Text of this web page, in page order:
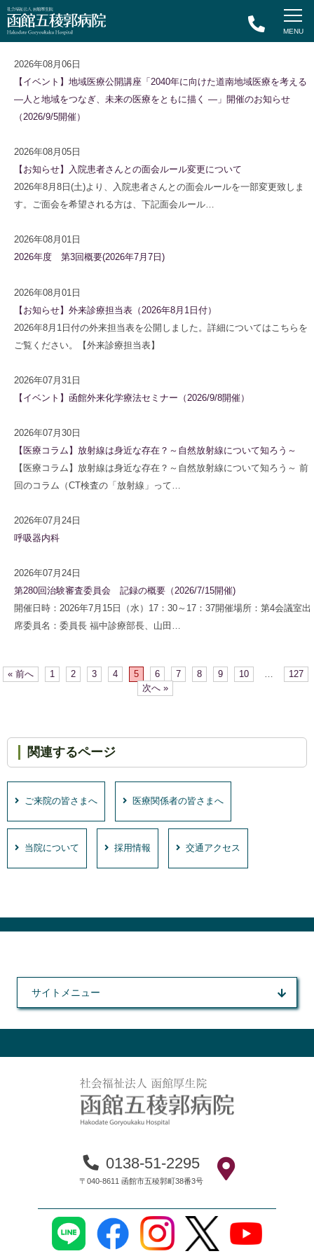
2026年08月06日
【イベント】地域医療公開講座「2040年に向けた道南地域医療を考える
―人と地域をつなぎ、未来の医療をともに描く ―」開催のお知らせ
（2026/9/5開催）
2026年08月05日
【お知らせ】入院患者さんとの面会ルール変更について
2026年8月8日(土)より、入院患者さんとの面会ルールを一部変更致しま
す。ご面会を希望される方は、下記面会ルール…
2026年08月01日
2026年度 第3回概要(2026年7月7日)
2026年08月01日
【お知らせ】外来診療担当表（2026年8月1日付）
2026年8月1日付の外来担当表を公開しました。詳細についてはこちらを
ご覧ください。【外来診療担当表】
2026年07月31日
【イベント】函館外来化学療法セミナー（2026/9/8開催）
2026年07月30日
【医療コラム】放射線は身近な存在？～自然放射線について知ろう～
【医療コラム】放射線は身近な存在？～自然放射線について知ろう～ 前
回のコラム（CT検査の「放射線」って…
2026年07月24日
呼吸器内科
2026年07月24日
第280回治験審査委員会 記録の概要（2026/7/15開催)
開催日時：2026年7月15日（水）17：30～17：37開催場所：第4会議室出
席委員名：委員長 福中診療部長、山田…
« 前へ 1 2 3 4 5 6 7 8 9 10
127
次へ »
関連するページ
ご来院の皆さまへ 医療関係者の皆さまへ
当院について 採用情報 交通アクセス
サイトメニュー
0138-51-2295
〒040-8611 函館市五稜郭町38番3号